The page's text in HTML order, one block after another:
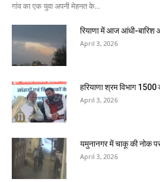
गांव का एक युवा अपनी मेहनत के...
रियाणा में आज आंधी-बारिश
April 3, 2026
हरियाणा श्रम विभाग 1500
April 3, 2026
यमुनानगर में चाकू की नोक
April 3, 2026